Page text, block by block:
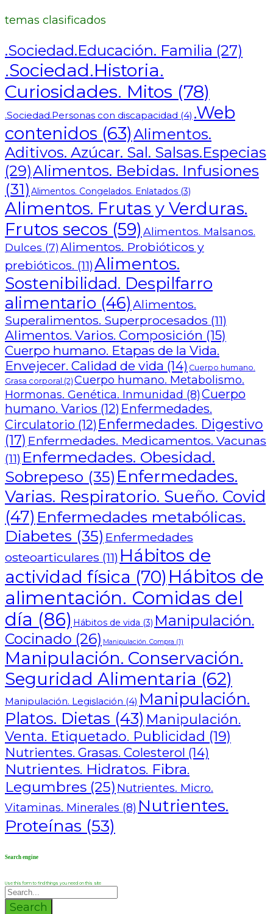
temas clasificados
.Sociedad.Educación. Familia (27)
.Sociedad.Historia.
Curiosidades. Mitos (78)
.Sociedad.Personas con discapacidad (4) .Web
contenidos (63)Alimentos.
Aditivos. Azúcar. Sal. Salsas.Especias
(29)Alimentos. Bebidas. Infusiones
(31) Alimentos. Congelados. Enlatados (3)
Alimentos. Frutas y Verduras.
Frutos secos (59) Alimentos. Malsanos.
Dulces (7)Alimentos. Probióticos y
prebióticos. (11)Alimentos.
Sostenibilidad. Despilfarro
alimentario (46) Alimentos.
Superalimentos. Superprocesados (11)
Alimentos. Varios. Composición (15)
Cuerpo humano. Etapas de la Vida.
Envejecer. Calidad de vida (14) Cuerpo humano.
Grasa corporal (2) Cuerpo humano. Metabolismo.
Hormonas. Genética. Inmunidad (8)Cuerpo
humano. Varios (12) Enfermedades.
Circulatorio (12) Enfermedades. Digestivo
(17) Enfermedades. Medicamentos. Vacunas
(11) Enfermedades. Obesidad.
Sobrepeso (35) Enfermedades.
Varias. Respiratorio. Sueño. Covid
(47) Enfermedades metabólicas.
Diabetes (35) Enfermedades
osteoarticulares (11) Hábitos de
actividad física (70) Hábitos de
alimentación. Comidas del
día (86) Hábitos de vida (3) Manipulación.
Cocinado (26) Manipulación. Compra (1)
Manipulación. Conservación.
Seguridad Alimentaria (62)
Manipulación. Legislación (4) Manipulación.
Platos. Dietas (43) Manipulación.
Venta. Etiquetado. Publicidad (19)
Nutrientes. Grasas. Colesterol (14)
Nutrientes. Hidratos. Fibra.
Legumbres (25) Nutrientes. Micro.
Vitaminas. Minerales (8) Nutrientes.
Proteínas (53)
Search engine
Use this form to find things you need on this site
Search